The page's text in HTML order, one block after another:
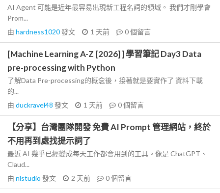
AI Agent 可能是近年最容易出現新工程名詞的領域。 我們才剛學會
Prom...
由 hardness1020發文 1 天前 0個留言
[Machine Learning A-Z [2026] ] 學習筆記 Day3 Data
pre-processing with Python
了解Data Pre-processing的概念後，接著就是要實作了 資料下載
的...
由 duckravel48 發文 1 天前 0個留言
【分享】台灣團隊開發 免費 AI Prompt 管理網站，終於
不用再到處找提示詞了
最近 AI 幾乎已經變成每天工作都會用到的工具。像是 ChatGPT、
Claud...
由 nlstudio 發文 2 天前 0個留言